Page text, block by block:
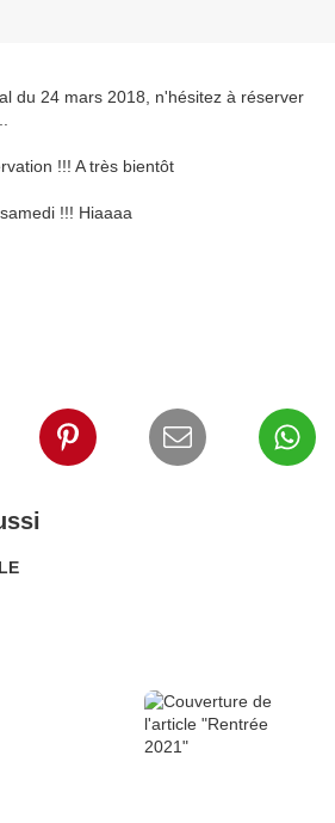
du 24 mars 2018, n'hésitez à réserver
!!! A très bientôt
!!! Hiaaaa